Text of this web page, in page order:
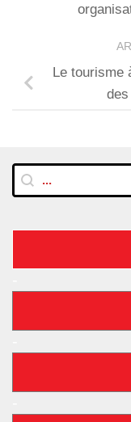
Le tourisme
RechTextuelle-
Rechercher